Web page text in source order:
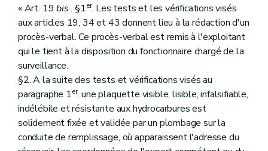
« Art. 19bis. §1er. Les tests et les vérifications visés
aux articles 19, 34 et 43 donnent lieu à la rédaction d'un
procès-verbal. Ce procès-verbal est remis à l'exploitant
qui le tient à la disposition du fonctionnaire chargé de la
surveillance.
§2. A la suite des tests et vérifications visés au
paragraphe 1er, une plaquette visible, lisible, infalsifiable,
indélébile et résistante aux hydrocarbures est
solidement fixée et validée par un plombage sur la
conduite de remplissage, où apparaissent l'adresse du